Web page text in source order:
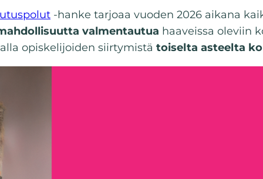
-hanke tarjoaa vuoden 2026 aikana
valmentautua haaveissa oleviin
opiskelijoiden siirtymistä toiselta asteelta